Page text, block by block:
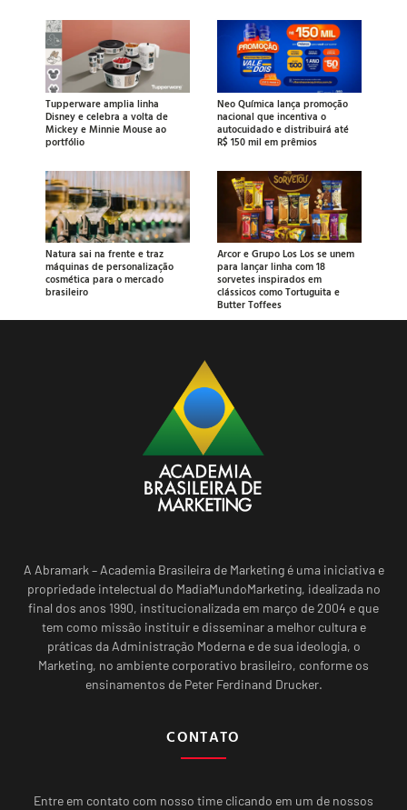
Tupperware amplia linha
Disney e celebra a volta de
Mickey e Minnie Mouse ao
portfólio
Neo Química lança promoção
nacional que incentiva o
autocuidado e distribuirá até
R$ 150 mil em prêmios
Natura sai na frente e traz
máquinas de personalização
cosmética para o mercado
brasileiro
Arcor e Grupo Los Los se unem
para lançar linha com 18
sorvetes inspirados em
clássicos como Tortuguita e
Butter Toffees
A Abramark – Academia Brasileira de Marketing é uma iniciativa e
propriedade intelectual do MadiaMundoMarketing, idealizada no
final dos anos 1990, institucionalizada em março de 2004 e que
tem como missão instituir e disseminar a melhor cultura e
práticas da Administração Moderna e de sua ideologia, o
Marketing, no ambiente corporativo brasileiro, conforme os
ensinamentos de Peter Ferdinand Drucker.
CONTATO
Entre em contato com nosso time clicando em um de nossos